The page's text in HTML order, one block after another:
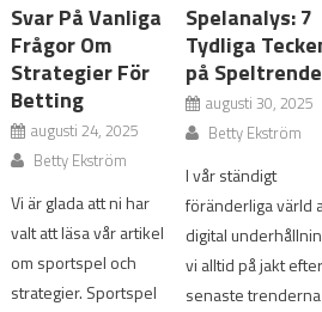
Svar På Vanliga
Frågor Om
Strategier För
Betting
augusti 24, 2025
Betty Ekström
Vi är glada att ni har
valt att läsa vår artikel
om sportspel och
strategier. Sportspel
Spelanalys: 7
Tydliga
på
augusti 30, 2025
Betty Ekström
I vår ständigt
föränderliga värld
digital
vi alltid på jakt
senaste trenderna